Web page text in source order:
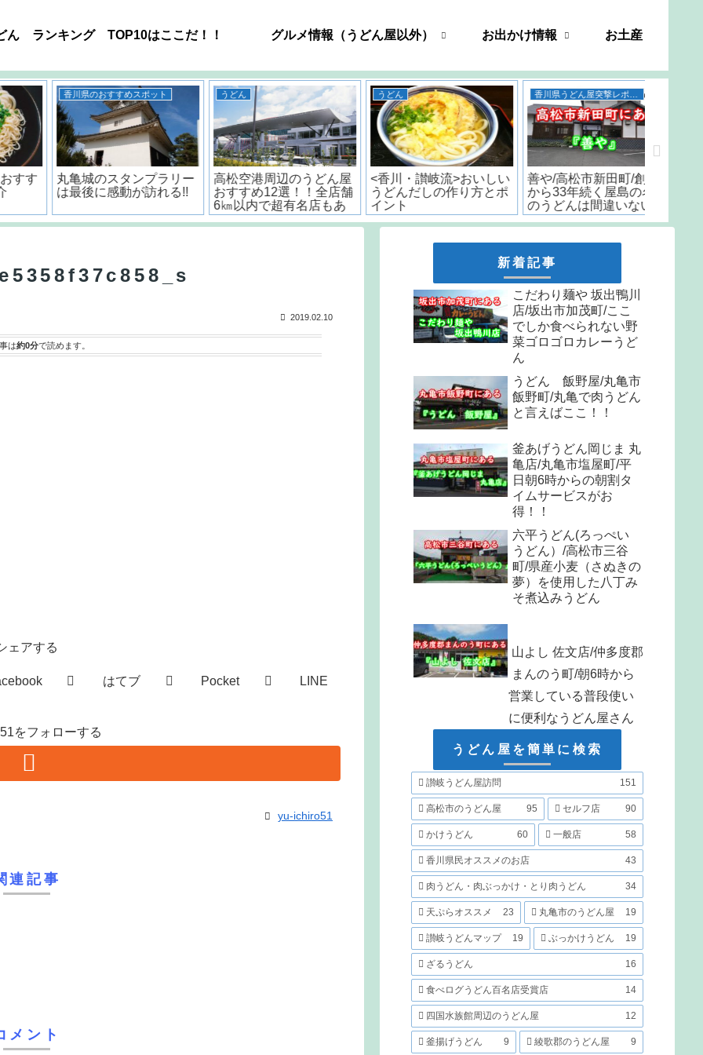
ん ランキング TOP10はここだ！！ グルメ情報（うどん屋以外） お出かけ情報 お土産
高松空港周辺のうどん屋
おすすめ12選！！全店舗
るよ。
<香川・讃岐流>おいしい
うどんだしの作り方とポ
イント
香川県うどん屋突撃レポート
善や/高松市新田町/創業
から33年続く屋島の名店
のうどんは間違いない..
五右衛門 うどん 香川/
「日本一うまいカレーう
どん」と言われた名店の
味をお取り寄せ
天ぷら
2019.02.10
は約0分で読めます。
ェアする
はてブ Pocket LINE
をフォローする
yu-ichiro51
連記事
メント
新着記事
こだわり麺や 坂出鴨川
店/坂出市加茂町/ここ
でしか食べられない野
菜ゴロゴロカレーうど
ん
うどん 飯野屋/丸亀市
飯野町/丸亀で肉うどん
と言えばここ！！
釜あげうどん岡じま 丸
亀店/丸亀市塩屋町/平
日朝6時からの朝割タ
イムサービスがお
得！！
六平うどん(ろっぺい
うどん）/高松市三谷
町/県産小麦（さぬきの
夢）を使用した八丁み
そ煮込みうどん
山よし 佐文店/仲多度郡
まんのう町/朝6時から
営業している普段使い
に便利なうどん屋さん
うどん屋を簡単に検索
讃岐うどん屋訪問 151
高松市のうどん屋 95 セルフ店 90
かけうどん 60 一般店 58
香川県民オススメのお店 43
肉うどん・肉ぶっかけ・とり肉うどん 34
天ぷらオススメ 23 丸亀市のうどん屋 19
讃岐うどんマップ 19 ぶっかけうどん 19
ざるうどん 16
食べログうどん百名店受賞店 14
四国水族館周辺のうどん屋 12
釜揚げうどん 9 綾歌郡のうどん屋 9